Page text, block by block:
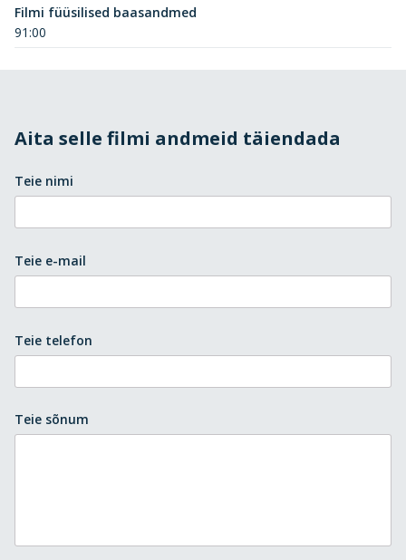
Filmi füüsilised baasandmed
91:00
Aita selle filmi andmeid täiendada
Teie nimi
Teie e-mail
Teie telefon
Teie sõnum